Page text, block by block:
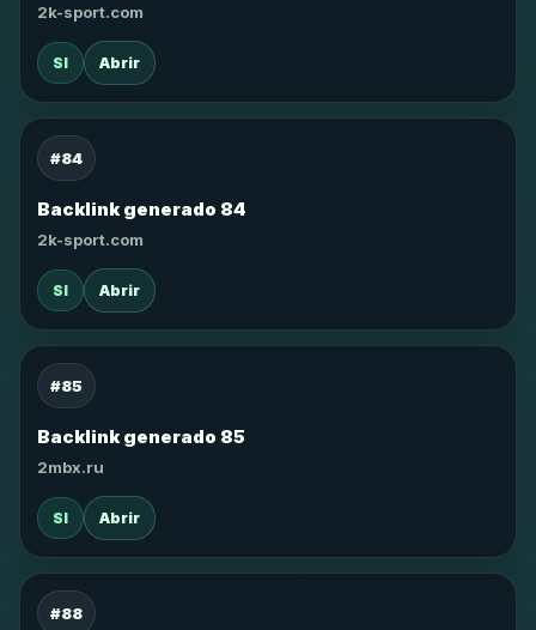
2k-sport.com
SI Abrir
#84
Backlink generado 84
2k-sport.com
SI Abrir
#85
Backlink generado 85
2mbx.ru
SI Abrir
#88